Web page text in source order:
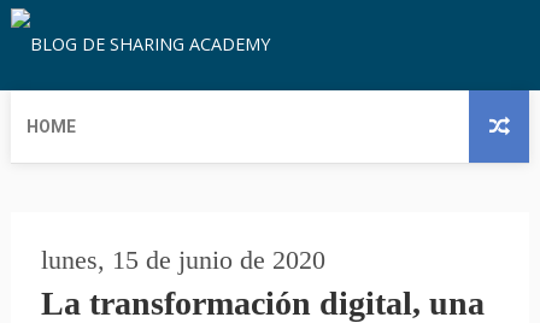
HOME
lunes, 15 de junio de 2020
La transformación digital, una